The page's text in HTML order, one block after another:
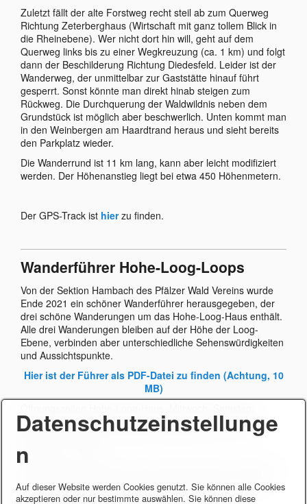
Zuletzt fällt der alte Forstweg recht steil ab zum Querweg
Richtung Zeterberghaus (Wirtschaft mit ganz tollem Blick in
die Rheinebene). Wer nicht dort hin will, geht auf dem
Querweg links bis zu einer Wegkreuzung (ca. 1 km) und folgt
dann der Beschilderung Richtung Diedesfeld. Leider ist der
Wanderweg, der unmittelbar zur Gaststätte hinauf führt
gesperrt. Sonst könnte man direkt hinab steigen zum
Rückweg. Die Durchquerung der Waldwildnis neben dem
Grundstück ist möglich aber beschwerlich. Unten kommt man
in den Weinbergen am Haardtrand heraus und sieht bereits
den Parkplatz wieder.
Die Wanderrund ist 11 km lang, kann aber leicht modifiziert
werden. Der Höhenanstieg liegt bei etwa 450 Höhenmetern.
Der GPS-Track ist hierzu finden.
Wanderführer Hohe-Loog-Loops
Von der Sektion Hambach des Pfälzer Wald Vereins wurde
Ende 2021 ein schöner Wanderführer herausgegeben, der
drei schöne Wanderungen um das Hohe-Loog-Haus enthält.
Alle drei Wanderungen bleiben auf der Höhe der Loog-
Ebene, verbinden aber unterschiedliche Sehenswürdigkeiten
und Aussichtspunkte.
Hier ist der Führer als PDF-Datei zu finden (Achtung, 10
MB)
Sonntag und an Feiertagen, Sommer- und Herbstferien
täglich. 10.30 bis 18 Uhr (April - Oktober), bis 17 Uhr
Mitgliedschaft im PWV pro Jahr: Einzel: 20 Euro, Familie: 27
hambach.de - oder per E-Mail anfordern: pwv-
Datenschutzeinstellunge
n
Auf dieser Website werden Cookies genutzt. Sie können alle Cookies
akzeptieren oder nur bestimmte auswählen. Sie können diese